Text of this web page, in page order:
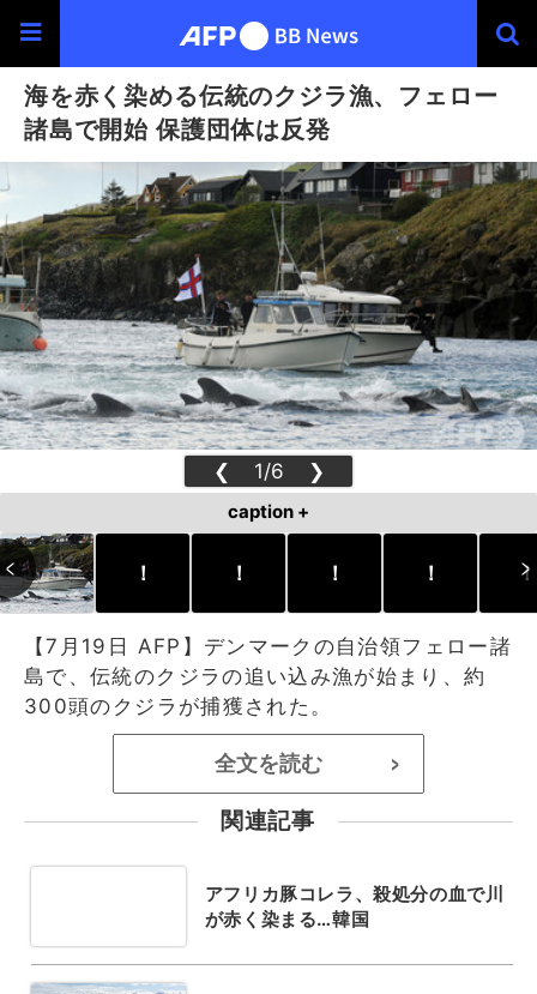
海を赤く染める伝統のクジラ漁、フェロー
諸島で開始 保護団体は反発
❮ 1/6 ❯
caption +
！ ！ ！ ！ ！
【7月19日 AFP】デンマークの自治領フェロー諸
島で、伝統のクジラの追い込み漁が始まり、約
300頭のクジラが捕獲された。
全文を読む >
関連記事
アフリカ豚コレラ、殺処分の血で川
が赤く染まる…韓国